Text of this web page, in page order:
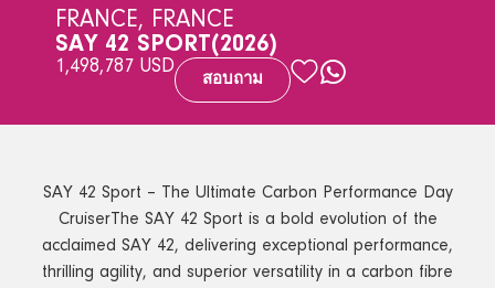
FRANCE, FRANCE
SAY 42 SPORT(2026)
1,498,787 USD
สอบถาม
SAY 42 Sport – The Ultimate Carbon Performance Day
CruiserThe SAY 42 Sport is a bold evolution of the
acclaimed SAY 42, delivering exceptional performance,
thrilling agility, and superior versatility in a carbon fibre